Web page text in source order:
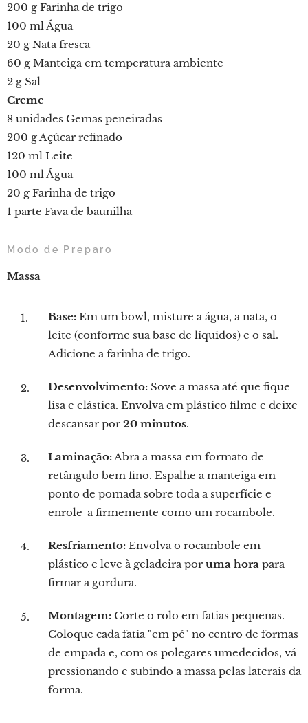
200 g Farinha de trigo
100 ml Água
20 g Nata fresca
60 g Manteiga em temperatura ambiente
2 g Sal
Creme
8 unidades Gemas peneiradas
200 g Açúcar refinado
120 ml Leite
100 ml Água
20 g Farinha de trigo
1 parte Fava de baunilha
Modo de Preparo
Massa
Base: Em um bowl, misture a água, a nata, o
leite (conforme sua base de líquidos) e o sal.
Adicione a farinha de trigo.
Desenvolvimento: Sove a massa até que fique
lisa e elástica. Envolva em plástico filme e deixe
descansar por 20 minutos.
Laminação:Abra a massa em formato de
retângulo bem fino. Espalhe a manteiga em
ponto de pomada sobre toda a superfície e
enrole-a firmemente como um rocambole.
Resfriamento: Envolva o rocambole em
plástico e leve à geladeira por uma hora para
firmar a gordura.
Montagem: Corte o rolo em fatias pequenas.
Coloque cada fatia "em pé" no centro de formas
de empada e, com os polegares umedecidos, vá
pressionando e subindo a massa pelas laterais da
forma.